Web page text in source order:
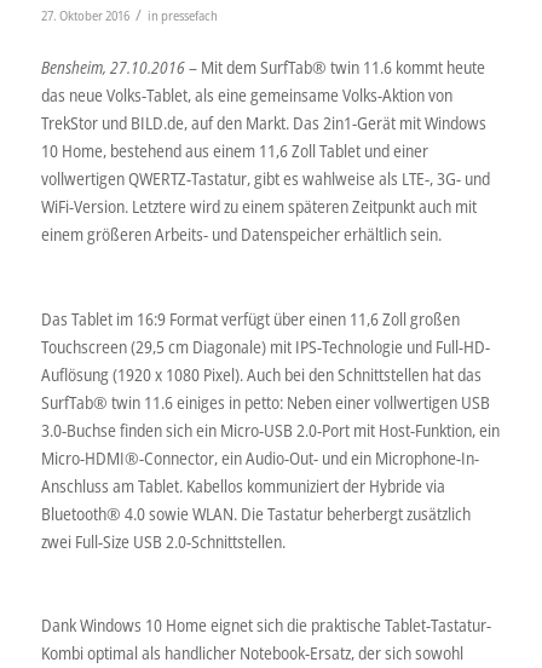
27. Oktober 2016 / in pressefach
Bensheim, 27.10.2016– Mit dem SurfTab® twin 11.6 kommt heute
das neue Volks-Tablet, als eine gemeinsame Volks-Aktion von
TrekStor und BILD.de, auf den Markt. Das 2in1-Gerät mit Windows
10 Home, bestehend aus einem 11,6 Zoll Tablet und einer
vollwertigen QWERTZ-Tastatur, gibt es wahlweise als LTE-, 3G- und
WiFi-Version. Letztere wird zu einem späteren Zeitpunkt auch mit
einem größeren Arbeits- und Datenspeicher erhältlich sein.
Das Tablet im 16:9 Format verfügt über einen 11,6 Zoll großen
Touchscreen (29,5 cm Diagonale) mit IPS-Technologie und Full-HD-
Auflösung (1920 x 1080 Pixel). Auch bei den Schnittstellen hat das
SurfTab® twin 11.6 einiges in petto: Neben einer vollwertigen USB
3.0-Buchse finden sich ein Micro-USB 2.0-Port mit Host-Funktion, ein
Micro-HDMI®-Connector, ein Audio-Out- und ein Microphone-In-
Anschluss am Tablet. Kabellos kommuniziert der Hybride via
Bluetooth® 4.0 sowie WLAN. Die Tastatur beherbergt zusätzlich
zwei Full-Size USB 2.0-Schnittstellen.
Dank Windows 10 Home eignet sich die praktische Tablet-Tastatur-
Kombi optimal als handlicher Notebook-Ersatz, der sich sowohl